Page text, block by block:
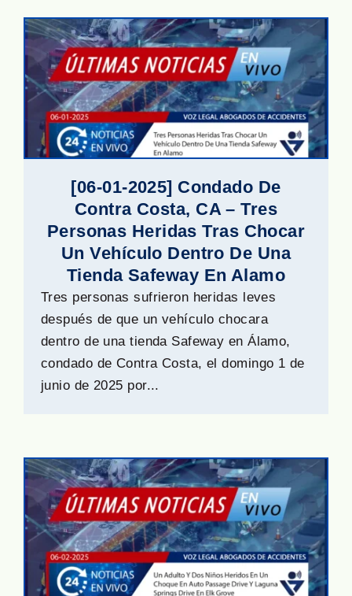
[06-01-2025] Condado De
Contra Costa, CA – Tres
Personas Heridas Tras Chocar
Un Vehículo Dentro De Una
Tienda Safeway En Alamo
Tres personas sufrieron heridas leves
después de que un vehículo chocara
dentro de una tienda Safeway en Álamo,
condado de Contra Costa, el domingo 1 de
junio de 2025 por...